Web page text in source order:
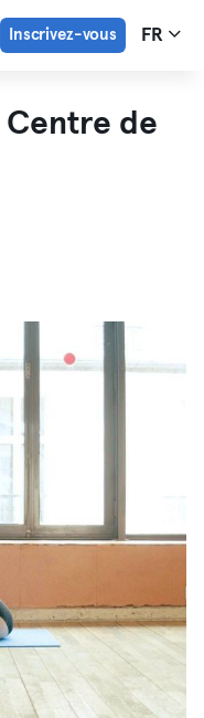
Inscrivez-vous FR
Centre de